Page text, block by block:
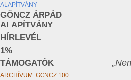
ALAPÍTVÁNY
GÖNCZ ÁRPÁD
ALAPÍTVÁNY
HÍRLEVÉL
1%
TÁMOGATÓK
ARCHÍVUM: GÖNCZ 100